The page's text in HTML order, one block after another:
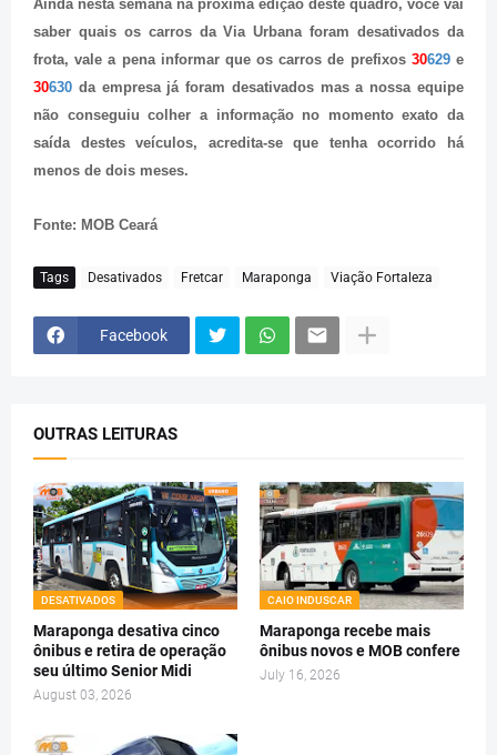
Ainda nesta semana na próxima edição deste quadro, você vai
saber quais os carros da Via Urbana foram desativados da
frota, vale a pena informar que os carros de prefixos 30629e
30630 da empresa já foram desativados mas a nossa equipe
não conseguiu colher a informação no momento exato da
saída destes veículos, acredita-se que tenha ocorrido há
menos de dois meses.
Fonte: MOB Ceará
Tags Desativados Fretcar Maraponga Viação Fortaleza
Facebook
OUTRAS LEITURAS
DESATIVADOS
Maraponga desativa cinco
ônibus e retira de operação
seu último Senior Midi
August 03, 2026
CAIO INDUSCAR
Maraponga recebe mais
ônibus novos e MOB confere
July 16, 2026